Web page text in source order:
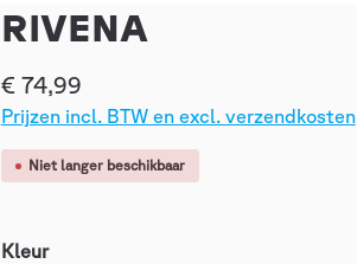
RIVENA
€ 74,99
Prijzen incl. BTW en excl. verzendkosten
Niet langer beschikbaar
Kleur